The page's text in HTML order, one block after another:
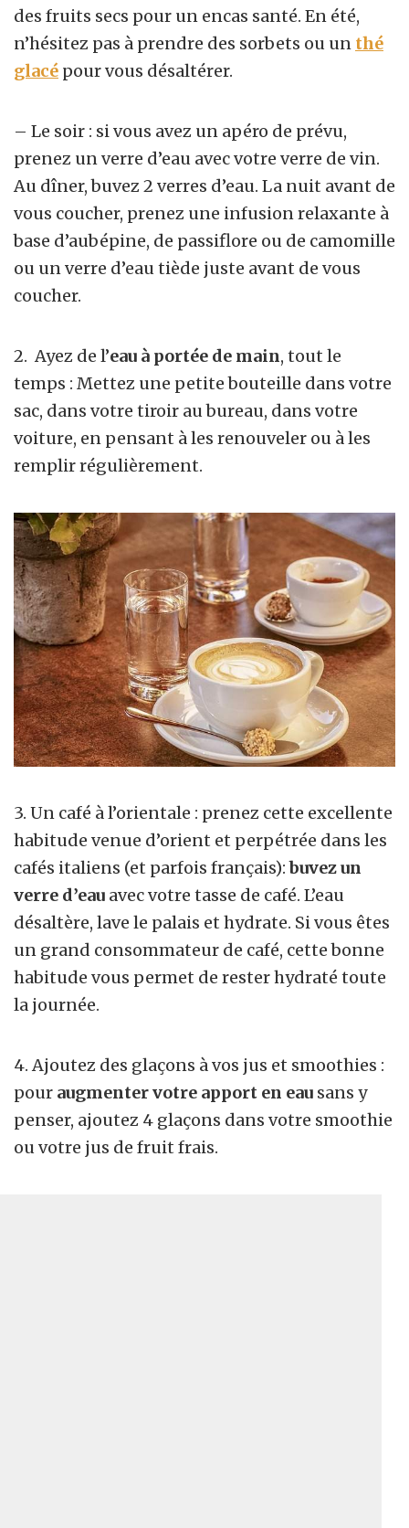
des fruits secs pour un encas santé. En été,
n’hésitez pas à prendre des sorbets ou un thé
glacé pour vous désaltérer.
– Le soir : si vous avez un apéro de prévu,
prenez un verre d’eau avec votre verre de vin.
Au dîner, buvez 2 verres d’eau. La nuit avant de
vous coucher, prenez une infusion relaxante à
base d’aubépine, de passiflore ou de camomille
ou un verre d’eau tiède juste avant de vous
coucher.
2. Ayez de l’eau à portée de main, tout le
temps : Mettez une petite bouteille dans votre
sac, dans votre tiroir au bureau, dans votre
voiture, en pensant à les renouveler ou à les
remplir régulièrement.
3. Un café à l’orientale : prenez cette excellente
habitude venue d’orient et perpétrée dans les
cafés italiens (et parfois français):buvez un
verre d’eau avec votre tasse de café. L’eau
désaltère, lave le palais et hydrate. Si vous êtes
un grand consommateur de café, cette bonne
habitude vous permet de rester hydraté toute
la journée.
4. Ajoutez des glaçons à vos jus et smoothies :
pour augmenter votre apport en eau sans y
penser, ajoutez 4 glaçons dans votre smoothie
ou votre jus de fruit frais.